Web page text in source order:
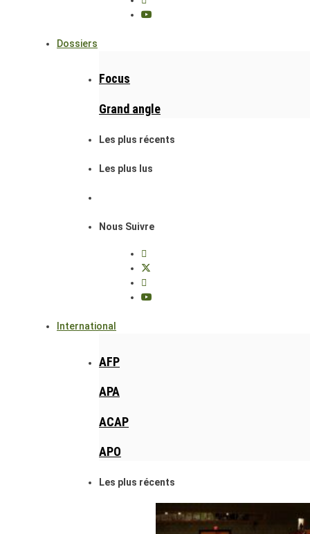
Dossiers
Focus
Grand angle
Les plus récents
Les plus lus
Nous Suivre
International
AFP
APA
ACAP
APO
Les plus récents